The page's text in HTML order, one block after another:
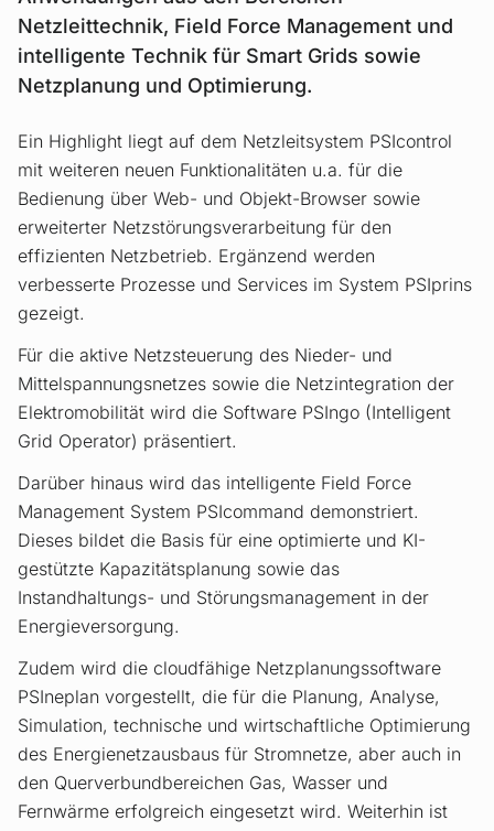
Netzleittechnik, Field Force Management und
intelligente Technik für Smart Grids sowie
Netzplanung und Optimierung.
Ein Highlight liegt auf dem Netzleitsystem PSIcontrol
mit weiteren neuen Funktionalitäten u.a. für die
Bedienung über Web- und Objekt-Browser sowie
erweiterter Netzstörungsverarbeitung für den
effizienten Netzbetrieb. Ergänzend werden
verbesserte Prozesse und Services im System PSIprins
gezeigt.
Für die aktive Netzsteuerung des Nieder- und
Mittelspannungsnetzes sowie die Netzintegration der
Elektromobilität wird die Software PSIngo (Intelligent
Grid Operator) präsentiert.
Darüber hinaus wird das intelligente Field Force
Management System PSIcommand demonstriert.
Dieses bildet die Basis für eine optimierte und KI-
gestützte Kapazitätsplanung sowie das
Instandhaltungs- und Störungsmanagement in der
Energieversorgung.
Zudem wird die cloudfähige Netzplanungssoftware
PSIneplan vorgestellt, die für die Planung, Analyse,
Simulation, technische und wirtschaftliche Optimierung
des Energienetzausbaus für Stromnetze, aber auch in
den Querverbundbereichen Gas, Wasser und
Fernwärme erfolgreich eingesetzt wird. Weiterhin ist